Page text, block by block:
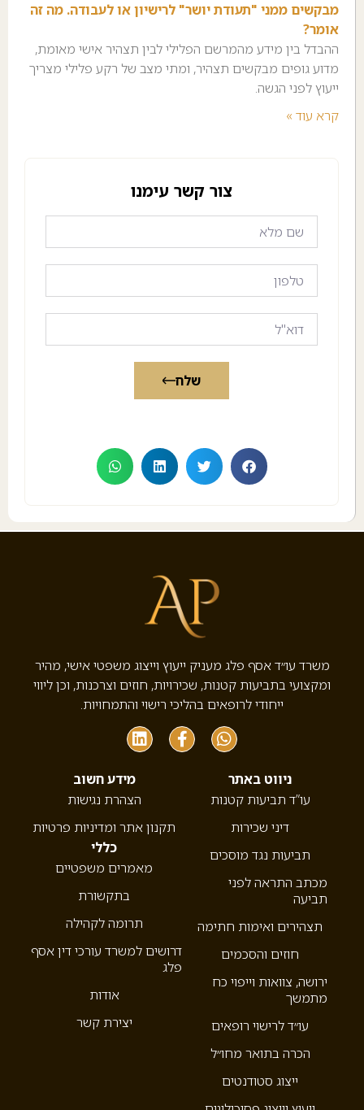
מבקשים ממני "תעודת יושר" לרישיון או לעבודה. מה זה
אומר?
ההבדל בין מידע מהמרשם הפלילי לבין תצהיר אישי מאומת,
מדוע גופים מבקשים תצהיר, ומתי מצב של רקע פלילי מצריך
ייעוץ לפני הגשה.
קרא עוד »
צור קשר עימנו
שלח
משרד עו״ד אסף פלג מעניק ייעוץ וייצוג משפטי אישי, מהיר
ומקצועי בתביעות קטנות, שכירויות, חוזים וצרכנות, וכן ליווי
ייחודי לרופאים בהליכי רישוי והתמחויות.
ניווט באתר
עו”ד תביעות קטנות
דיני שכירות
תביעות נגד מוסכים
מכתב התראה לפני
תביעה
תצהירים ואימות חתימה
חוזים והסכמים
ירושה, צוואות וייפוי כח
מתמשך
עו״ד לרישוי רופאים
הכרה בתואר מחו״ל
ייצוג סטודנטים
מידע חשוב
הצהרת נגישות
תקנון אתר ומדיניות פרטיות
כללי
מאמרים משפטיים
בתקשורת
תרומה לקהילה
דרושים למשרד עורכי דין אסף
פלג
אודות
יצירת קשר